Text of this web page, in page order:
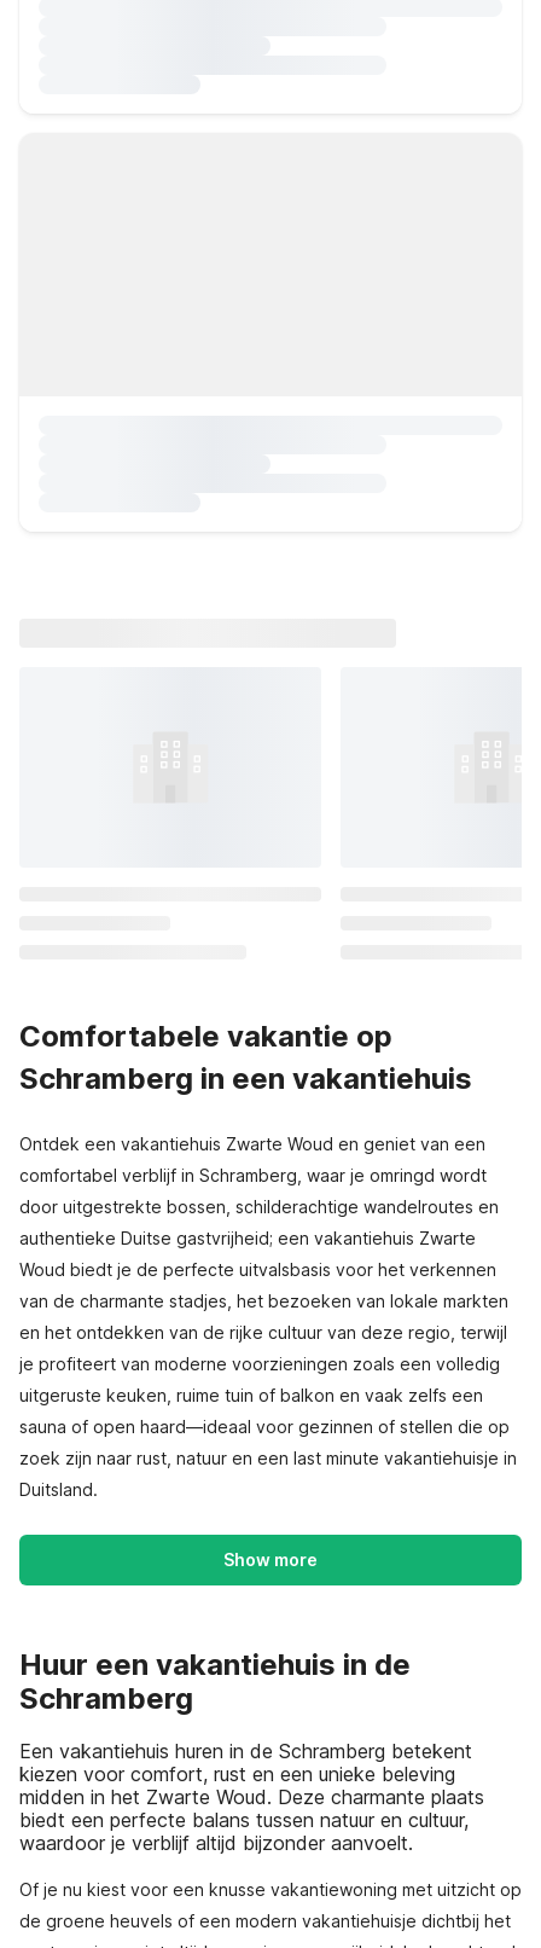
Comfortabele vakantie op
Schramberg in een vakantiehuis
Ontdek een vakantiehuis Zwarte Woud en geniet van een
comfortabel verblijf in Schramberg, waar je omringd wordt
door uitgestrekte bossen, schilderachtige wandelroutes en
authentieke Duitse gastvrijheid; een vakantiehuis Zwarte
Woud biedt je de perfecte uitvalsbasis voor het verkennen
van de charmante stadjes, het bezoeken van lokale markten
en het ontdekken van de rijke cultuur van deze regio, terwijl
je profiteert van moderne voorzieningen zoals een volledig
uitgeruste keuken, ruime tuin of balkon en vaak zelfs een
sauna of open haard—ideaal voor gezinnen of stellen die op
zoek zijn naar rust, natuur en een last minute vakantiehuisje in
Duitsland.
Show more
Huur een vakantiehuis in de
Schramberg
Een vakantiehuis huren in de Schramberg betekent
kiezen voor comfort, rust en een unieke beleving
midden in het Zwarte Woud. Deze charmante plaats
biedt een perfecte balans tussen natuur en cultuur,
waardoor je verblijf altijd bijzonder aanvoelt.
Of je nu kiest voor een knusse vakantiewoning met uitzicht op
de groene heuvels of een modern vakantiehuisje dichtbij het